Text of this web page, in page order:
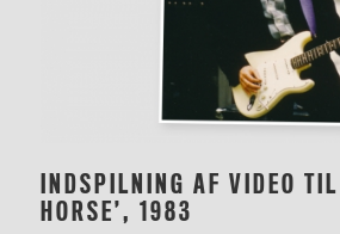
INDSPILNING AF VIDEO TIL
HORSE’, 1983